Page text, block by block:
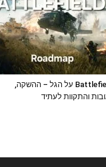
Battlefield 6 על הגל – ההשקה,
והתקוות לעתיד